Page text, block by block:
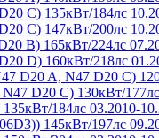
C) 135кВт/184лс
C) 147кВт/200лс
B) 165кВт/224лс
D) 160кВт/218лс
D20 A, N47 D20 C)
D20 C) 130кВт/
184лс 03.2010-
145кВт/197лс